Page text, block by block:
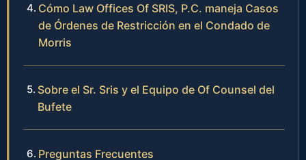
Cómo Law Offices Of SRIS, P.C. maneja Casos
de Órdenes de Restricción en el Condado de
Morris
Sobre el Sr. Sris y el Equipo de Of Counsel del
Bufete
Preguntas Frecuentes